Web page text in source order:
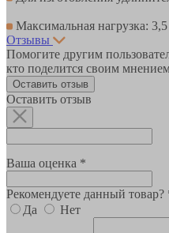
Максимальная нагрузка:
Отзывы
Помогите другим
кто поделится своим
Оставить отзыв
Оставить отзыв
Ваша оценка *
Рекомендуете данный товар?
Да
Нет